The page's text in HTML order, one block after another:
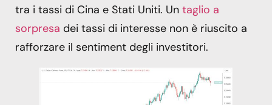
tra i tassi di Cina e Stati Uniti. Un taglio a
sorpresa dei tassi di interesse non è riuscito a
rafforzare il sentiment degli investitori.